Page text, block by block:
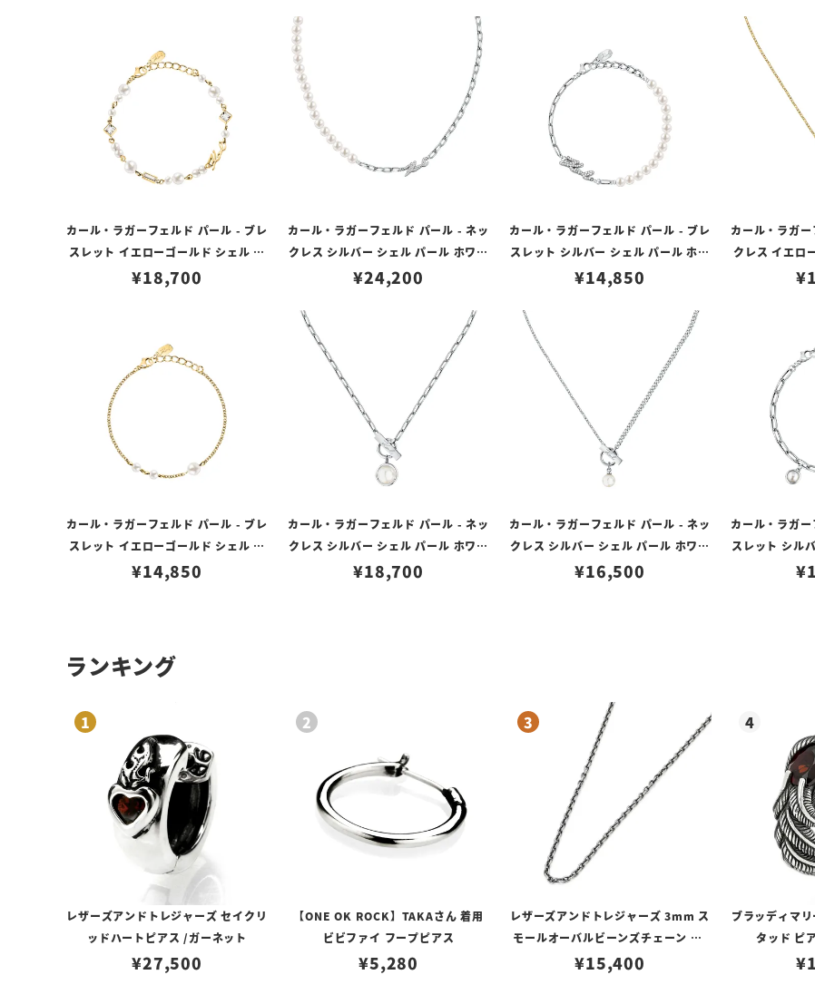
カール・ラガーフェルド パール - ブレ
スレット イエローゴールド シェル パ
ール ホワイト クリスタル バゲット カ
¥18,700
カール・ラガーフェルド パール - ネッ
クレス シルバー シェル パール ホワイ
ト クリスタル
¥24,200
カール・ラガーフェルド パール - ブレ
スレット シルバー シェル パール ホワ
イト クリスタル
¥14,850
カール・ラガ
クレス イエロ
ル
¥
カール・ラガーフェルド パール - ブレ
スレット イエローゴールド シェル パ
ール ホワイト
¥14,850
カール・ラガーフェルド パール - ネッ
クレス シルバー シェル パール ホワイ
ト
¥18,700
カール・ラガーフェルド パール - ネッ
クレス シルバー シェル パール ホワイ
ト
¥16,500
カール・ラガ
スレット シル
¥
ランキング
レザーズアンドトレジャーズ セイクリ
ッドハートピアス /ガーネット
¥27,500
【ONE OK ROCK】TAKAさん 着用
ビビファイ フープピアス
¥5,280
レザーズアンドトレジャーズ 3mm ス
モールオーバルビーンズチェーン w/
ロブスタークラスプ＆LTロゴプレート
¥15,400
ブラッディマ
タッド ピ
¥